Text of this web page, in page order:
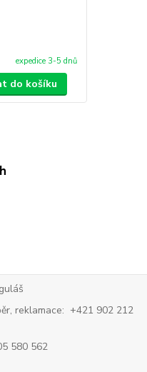
expedice 3-5 dnů
do košíku
reklamace: +421 902 212
580 562